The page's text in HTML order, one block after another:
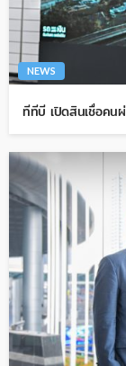
NEWS
ทีทีบี เปิดสินเชื่อคน